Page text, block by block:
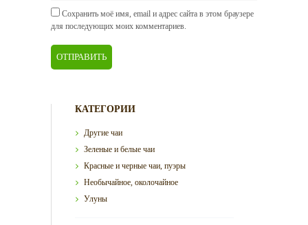
Сохранить моё имя, email и адрес сайта в этом браузере
для последующих моих комментариев.
КАТЕГОРИИ
Другие чаи
Зеленые и белые чаи
Красные и черные чаи, пуэры
Необычайное, околочайное
Улуны